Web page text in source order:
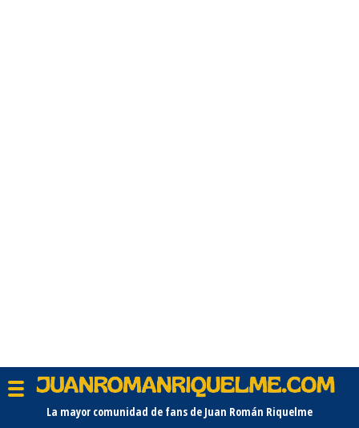
La mayor comunidad de fans de Juan Román Riquelme